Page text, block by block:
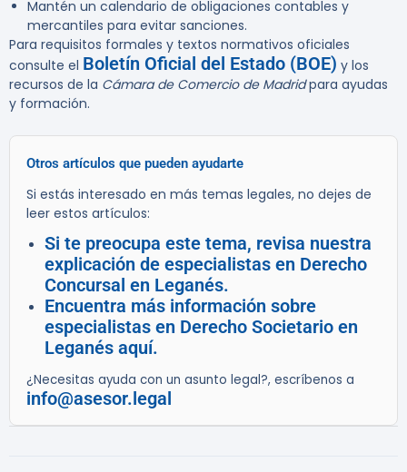
Mantén un calendario de obligaciones contables y
mercantiles para evitar sanciones.
Para requisitos formales y textos normativos oficiales
consulte el Boletín Oficial del Estado (BOE) y los
recursos de la Cámara de Comercio de Madridpara ayudas
y formación.
Otros artículos que pueden ayudarte
Si estás interesado en más temas legales, no dejes de
leer estos artículos:
Si te preocupa este tema, revisa nuestra
explicación de especialistas en Derecho
Concursal en Leganés.
Encuentra más información sobre
especialistas en Derecho Societario en
Leganés aquí.
¿Necesitas ayuda con un asunto legal?, escríbenos a
info@asesor.legal